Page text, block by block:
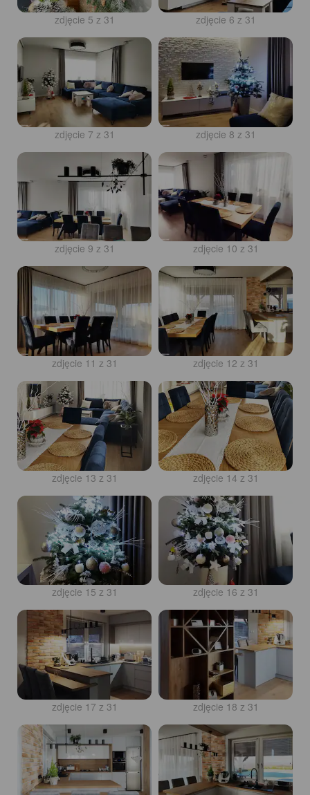
zdjęcie 5 z 31 zdjęcie 6 z 31
zdjęcie 7 z 31 zdjęcie 8 z 31
zdjęcie 9 z 31 zdjęcie 10 z 31
zdjęcie 11 z 31 zdjęcie 12 z 31
zdjęcie 13 z 31 zdjęcie 14 z 31
zdjęcie 15 z 31 zdjęcie 16 z 31
zdjęcie 17 z 31 zdjęcie 18 z 31